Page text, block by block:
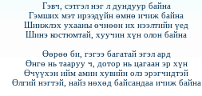
Гэвч, сэтгэл нэг л дундуур байна
Гэмших мэт ирээдүйн өмнө ичиж байна
Шинжлэх ухааны өчнөөн их нээлтийн үед
Шинэ костюмтай, хуучин хүн олон байна
Өөрөө би, гэгээ багатай эгэл ард
Өнгө нь тааруу ч, дотор нь цагаан эр хүн
Өчүүхэн ийм амин хувийн олз эрэгчидтэй
Өлгий нэгтэй, найз нөхөд байсандаа ичиж байна